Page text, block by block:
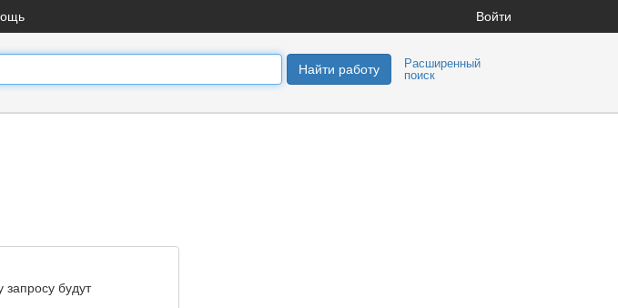
Войти
Найти работу
Расширенный
поиск
будут